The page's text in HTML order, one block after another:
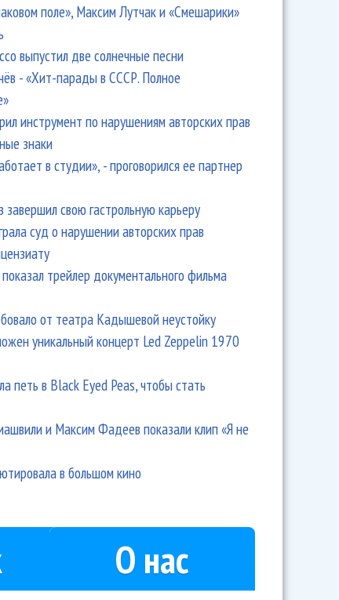
поле», Максим Лутчак и «Смешарики»
выпустил две солнечные песни
- «Хит-парады в СССР. Полное
инструмент по нарушениям авторских прав
знаки
в студии», - проговорился ее партнер
завершил свою гастрольную карьеру
суд о нарушении авторских прав
трейлер документального фильма
от театра Кадышевой неустойку
уникальный концерт Led Zeppelin 1970
петь в Black Eyed Peas, чтобы стать
и Максим Фадеев показали клип «Я не
в большом кино
О нас